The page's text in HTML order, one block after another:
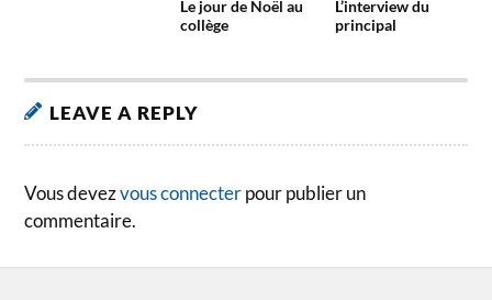
Le jour de Noël au
collège
L’interview du
principal
LEAVE A REPLY
Vous devezvous connecterpour publier un
commentaire.